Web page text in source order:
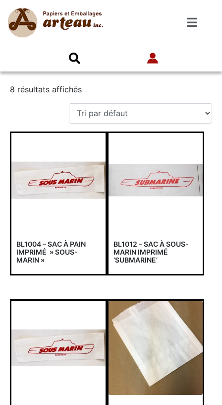
8 résultats affichés
BL1004 – SAC À PAIN
IMPRIMÉ » SOUS-
MARIN »
BL1012 – SAC À SOUS-
MARIN IMPRIMÉ
‘SUBMARINE’